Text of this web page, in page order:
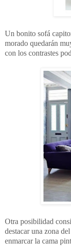
Un bonito sofá
morado quedarán
con los contrastes
Otra posibilidad
destacar una zona
enmarcar la cama